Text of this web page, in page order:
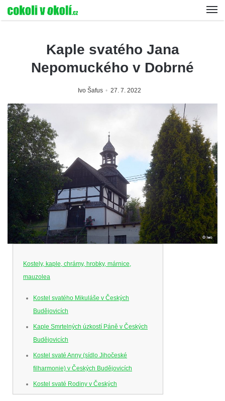
Kaple svatého Jana
Nepomuckého v Dobrné
Ivo Šafus 27. 7. 2022
Kostely, kaple, chrámy, hrobky, márnice,
mauzolea
Kostel svatého Mikuláše v Českých
Budějovicích
Kaple Smrtelných úzkostí Páně v Českých
Budějovicích
Kostel svaté Anny (sídlo Jihočeské
filharmonie) v Českých Budějovicích
Kostel svaté Rodiny v Českých
Budějovicích